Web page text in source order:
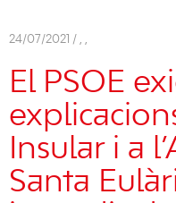
24/07/2021 / , ,
El PSOE
Insular i a
Santa